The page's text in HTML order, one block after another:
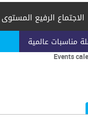
مناسبات عالمية
الاجتماع الرفيع المستوى
Events
(علامة التبويب النشطة)